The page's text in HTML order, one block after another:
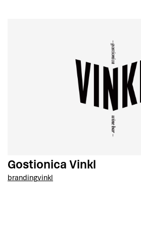
Gostionica Vinkl
brandingvinkl